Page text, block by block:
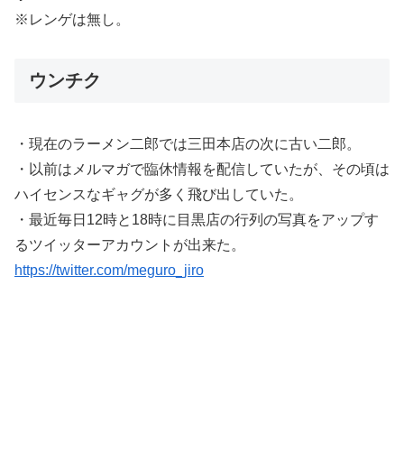
※レンゲは無し。
ウンチク
・現在のラーメン二郎では三田本店の次に古い二郎。
・以前はメルマガで臨休情報を配信していたが、その頃は
ハイセンスなギャグが多く飛び出していた。
・最近毎日12時と18時に目黒店の行列の写真をアップす
るツイッターアカウントが出来た。
https://twitter.com/meguro_jiro